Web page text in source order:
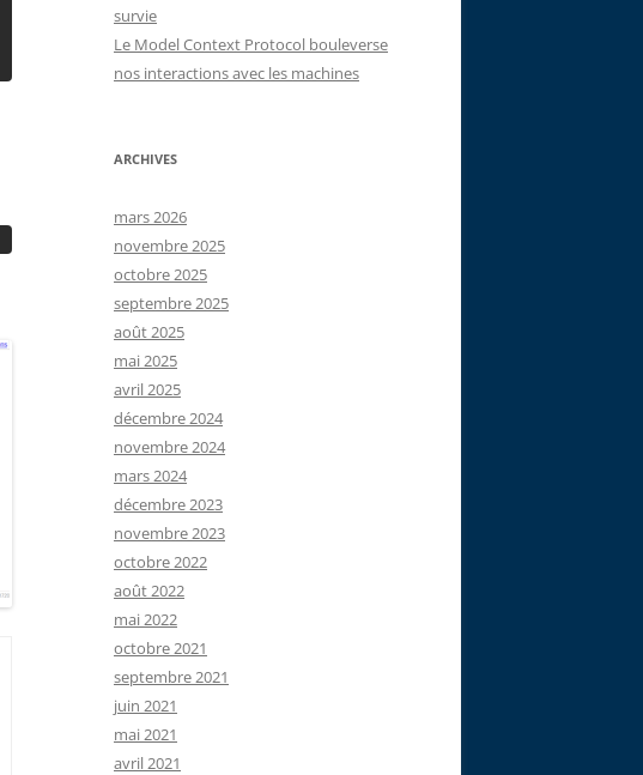
survie
Le Model Context Protocol bouleverse
nos interactions avec les machines
ARCHIVES
mars 2026
novembre 2025
octobre 2025
septembre 2025
août 2025
mai 2025
avril 2025
décembre 2024
novembre 2024
mars 2024
décembre 2023
novembre 2023
octobre 2022
août 2022
mai 2022
octobre 2021
septembre 2021
juin 2021
mai 2021
avril 2021